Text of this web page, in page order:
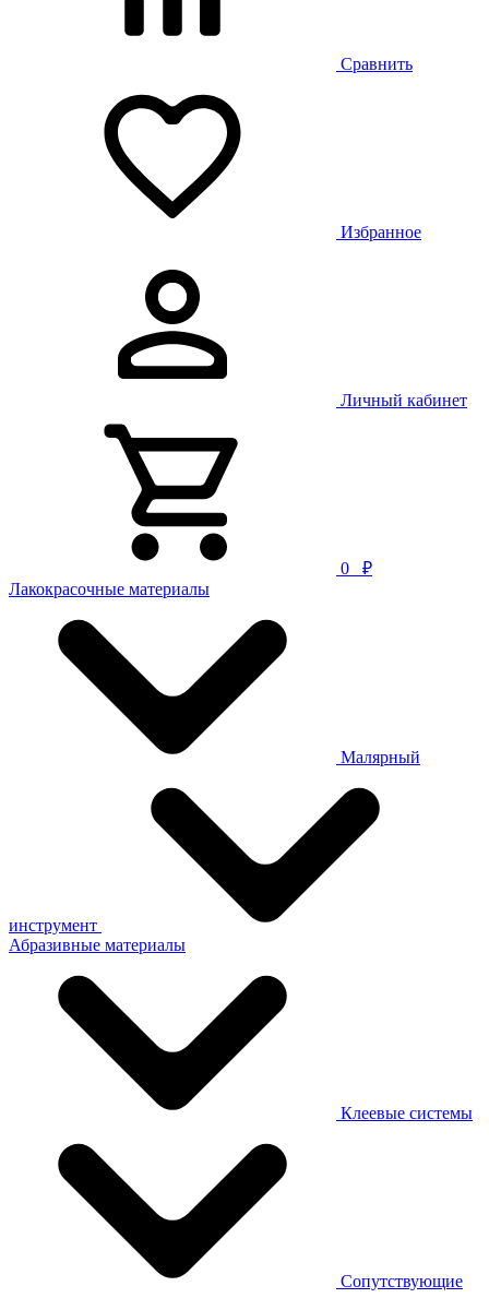
Сравнить
Избранное
Личный кабинет
0
₽
Лакокрасочные материалы
Малярный
инструмент
Абразивные материалы
Клеевые системы
Сопутствующие